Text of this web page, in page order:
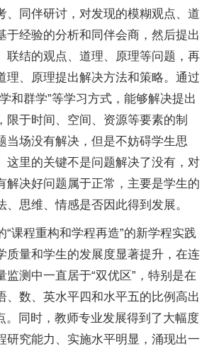
、同伴研讨，对发现的模糊观点、道
于经验的分析和同伴会商，然后提出
联结的观点、道理、原理等问题，再
理、原理提出解决方法和策略。通过
和群学”等学习方式，能够解决提出
限于时间、空间、资源等要素的制
当场没有解决，但是不妨碍学生思
这里的关键不是问题解决了没有，对
解决好问题属于正常，主要是学生的
、思维、情感是否因此得到发展。
“课程重构和学程再造”的新学程实践
质量和学生的发展度显著提升，在连
监测中一直居于“双优区”，特别是在
、数、英水平四和水平五的比例高出
。同时，教师专业发展得到了大幅度
研究能力、实施水平明显，涌现出一